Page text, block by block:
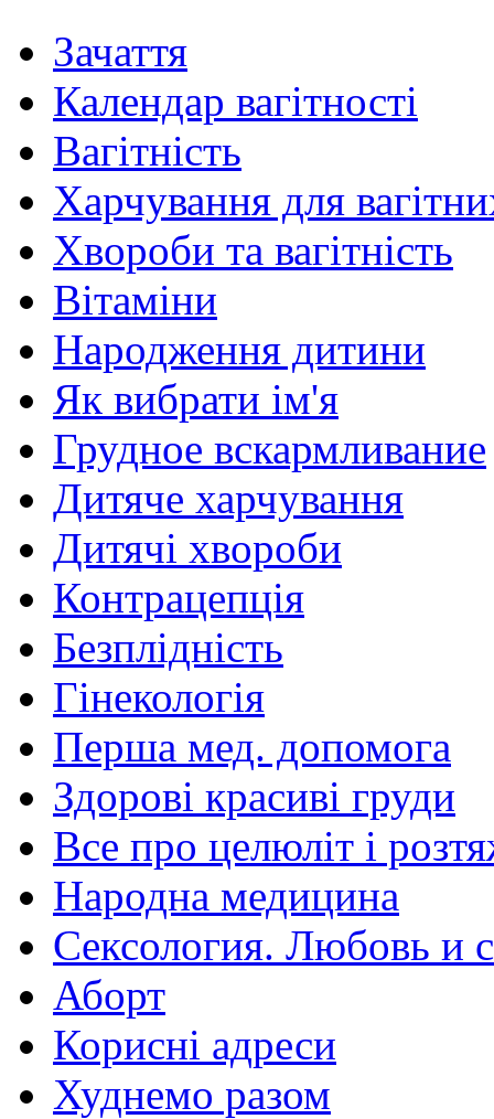
Зачаття
Календар вагітності
Вагітність
Харчування для
Хвороби та вагітність
Вітаміни
Народження дитини
Як вибрати ім'я
Грудное вскармливание
Дитяче харчування
Дитячі хвороби
Контрацепція
Безплідність
Гінекологія
Перша мед. допомога
Здорові красиві груди
Все про целюліт і
Народна медицина
Сексология. Любовь и
Аборт
Корисні адреси
Худнемо разом